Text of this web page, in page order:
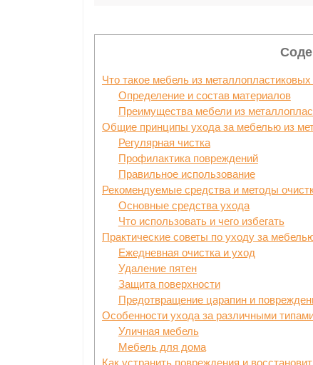
Что такое мебель из металлопластиковых
Определение и состав материалов
Преимущества мебели из
Общие принципы ухода за мебелью из
Регулярная чистка
Профилактика повреждений
Правильное использование
Рекомендуемые средства и методы
Основные средства ухода
Что использовать и чего избегать
Практические советы по уходу за
Ежедневная очистка и уход
Удаление пятен
Защита поверхности
Предотвращение царапин и
Особенности ухода за различными
Уличная мебель
Мебель для дома